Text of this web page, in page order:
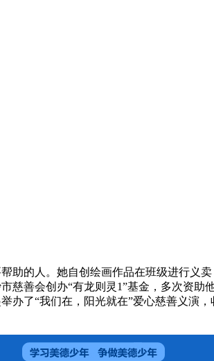
的人。她自创绘画作品在班级进行义
善会创办“有龙则灵1”基金，多次资
了“我们在，阳光就在”爱心慈善义演